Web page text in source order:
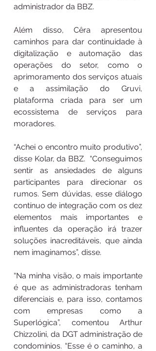
administrador da BBZ.
Além disso, Cêra apresentou
caminhos para dar continuidade à
digitalização e automação das
operações do setor, como o
aprimoramento dos serviços atuais
e a assimilação do Gruvi,
plataforma criada para ser um
ecossistema de serviços para
moradores.
“Achei o encontro muito produtivo”,
disse Kolar, da BBZ.  “Conseguimos
sentir as ansiedades de alguns
participantes para direcionar os
rumos. Sem dúvidas, esse diálogo
contínuo de integração com os dez
elementos mais importantes e
influentes da operação irá trazer
soluções inacreditáveis, que ainda
nem imaginamos”, disse.
“Na minha visão, o mais importante
é que as administradoras tenham
diferenciais e, para isso, contamos
com empresas como a
Superlógica”, comentou Arthur
Chizzolini, da DGT administração de
condomínios. “Esse é o caminho, a